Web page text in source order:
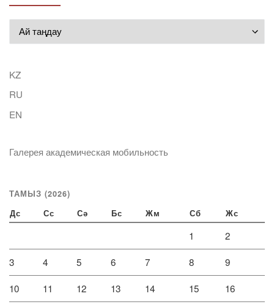
KZ
RU
EN
Галерея академическая мобильность
ТАМЫЗ (2026)
Дс Сс Сә Бс Жм Сб Жс
1 2
3 4 5 6 7 8 9
10 11 12 13 14 15 16